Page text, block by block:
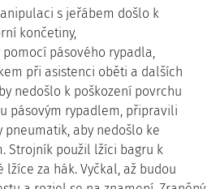
s jeřábem došlo k
končetiny,
pásového rypadla,
při asistenci oběti a dalších
nedošlo k poškození povrchu
pásovým rypadlem, připravili
pneumatik, aby nedošlo ke
Strojník použil lžíci bagru k
lžíce za hák. Vyčkal, až budou